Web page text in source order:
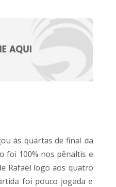
às quartas de final da
foi 100% nos pênaltis e
Rafael logo aos quatro
foi pouco jogada e